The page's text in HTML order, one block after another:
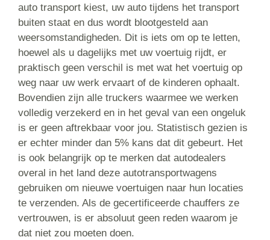
auto transport kiest, uw auto tijdens het transport
buiten staat en dus wordt blootgesteld aan
weersomstandigheden. Dit is iets om op te letten,
hoewel als u dagelijks met uw voertuig rijdt, er
praktisch geen verschil is met wat het voertuig op
weg naar uw werk ervaart of de kinderen ophaalt.
Bovendien zijn alle truckers waarmee we werken
volledig verzekerd en in het geval van een ongeluk
is er geen aftrekbaar voor jou. Statistisch gezien is
er echter minder dan 5% kans dat dit gebeurt. Het
is ook belangrijk op te merken dat autodealers
overal in het land deze autotransportwagens
gebruiken om nieuwe voertuigen naar hun locaties
te verzenden. Als de gecertificeerde chauffers ze
vertrouwen, is er absoluut geen reden waarom je
dat niet zou moeten doen.